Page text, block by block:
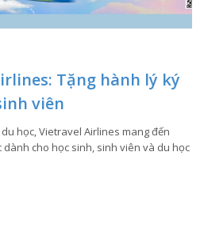
Tặng hành lý ký
viên
học, Vietravel Airlines mang đến
cho học sinh, sinh viên và du học